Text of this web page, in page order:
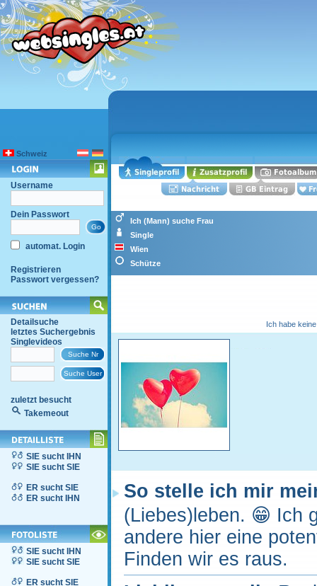
Schweiz
Username
Dein Passwort
automat. Login
Registrieren
Passwort vergessen?
Detailsuche
letztes Suchergebnis
Singlevideos
zuletzt besucht
Takemeout
SIE sucht IHN
SIE sucht SIE
ER sucht SIE
ER sucht IHN
SIE sucht IHN
SIE sucht SIE
ER sucht SIE
Ich (Mann) suche Frau
Single
Wien
Schütze
Ich habe
So stelle ich mir
(Liebes)leben. 😁 Ich
andere hier eine
Finden wir es raus.